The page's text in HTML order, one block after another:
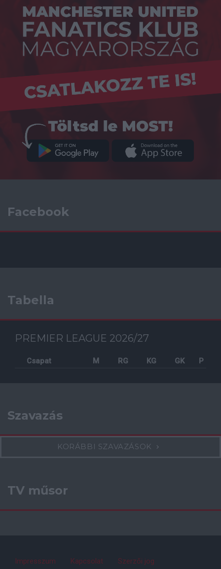
Facebook
Tabella
PREMIER LEAGUE 2026/27
Csapat M RG KG GK P
Szavazás
KORÁBBI SZAVAZÁSOK
TV műsor
Impresszum Kapcsolat Szerzői jog